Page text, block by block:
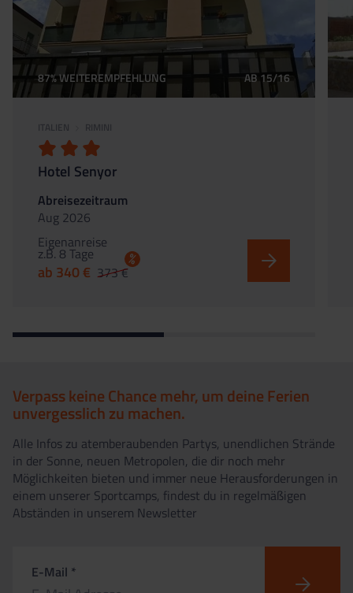
87% WEITEREMPFEHLUNG AB 15/16
ITALIEN RIMINI
Hotel Senyor
Abreisezeitraum
Aug 2026
Eigenanreise
z.B. 8 Tage
ab 340 € 373 €
%
Verpass keine Chance mehr, um deine Ferien
unvergesslich zu machen.
Alle Infos zu atemberaubenden Partys, unendlichen Strände
in der Sonne, neuen Metropolen, die dir noch mehr
Möglichkeiten bieten und immer neue Herausforderungen in
einem unserer Sportcamps, findest du in regelmäßigen
Abständen in unserem Newsletter
E-Mail *